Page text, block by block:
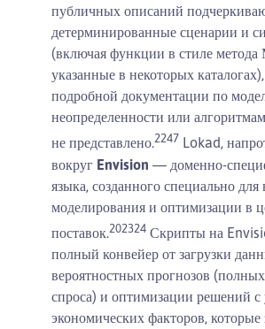
публичных описаний
детерминированные сценарии и
(включая функции в стиле
указанные в некоторых
подробной документации по
неопределенности или
не представлено.2247 Lokad,
вокруг Envision — доменно-
языка, созданного специально для
моделирования и оптимизации в
поставок.202324 Скрипты на
полный конвейер от загрузки
вероятностных прогнозов
спроса) и оптимизации решений с
экономических факторов, которые